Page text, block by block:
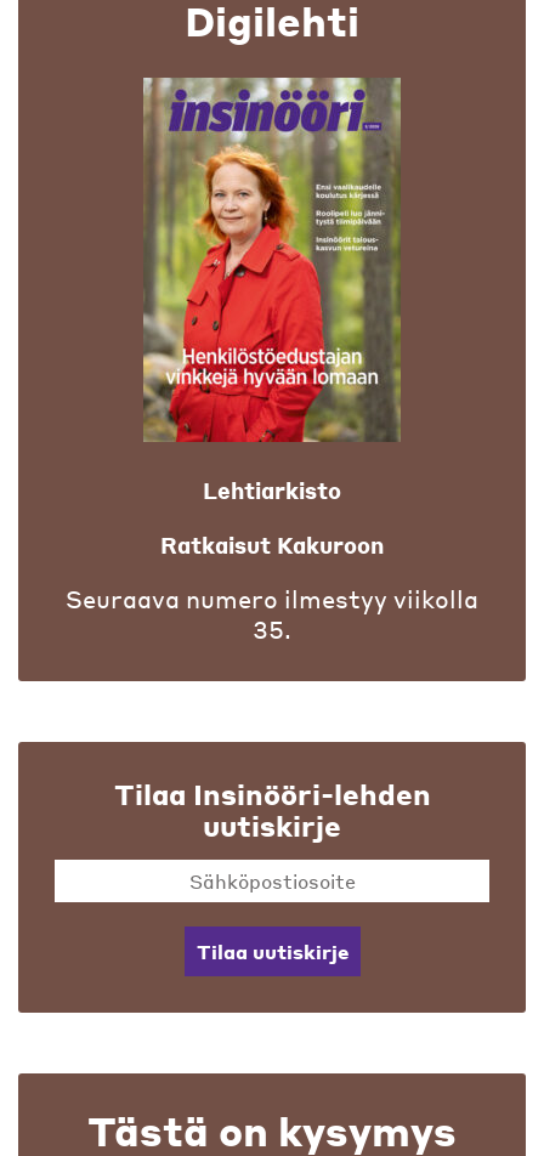
Digilehti
Lehtiarkisto
Ratkaisut Kakuroon
Seuraava numero ilmestyy viikolla
35.
Tilaa Insinööri-lehden
uutiskirje
Tilaa uutiskirje
Tästä on kysymys